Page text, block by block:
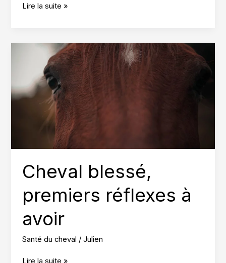
Teigne
symptômes
traitements
Lire la suite »
Cheval blessé,
premiers réflexes à
avoir
Santé du cheval /Julien
Cheval
Lire la suite »